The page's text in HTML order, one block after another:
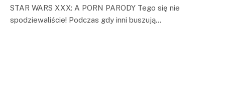
STAR WARS XXX: A PORN PARODY Tego się nie
spodziewaliście! Podczas gdy inni buszują…